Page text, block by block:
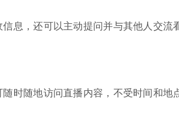
息，还可以主动提问并与其他人交流
时随地访问直播内容，不受时间和地